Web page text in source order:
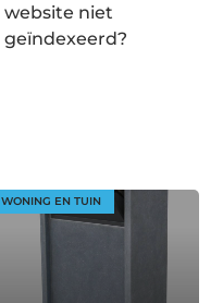
website niet
geïndexeerd?
WONING EN TUIN